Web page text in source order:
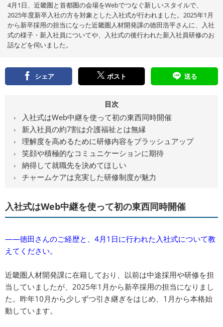
4月1日、近畿圏と首都圏の会場をWebでつなぐ新しいスタイルで、
2025年度新卒入社の方を対象とした入社式が行われました。2025年1月
から新卒採用の担当になった近畿圏人材開発課の徳田浩平さんに、入社
式の様子・新入社員についてや、入社式の後行われた新入社員研修のお
話などを伺いました。
シェア ポスト 送る
目次
入社式はWeb中継を使って初の東西同時開催
新入社員の約7割は介護福祉とは無縁
理解度を高めるために研修内容をブラッシュアップ
笑顔や積極的なコミュニケーションに期待
納得して就職先を決めてほしい
チャームケアは充実した研修制度が魅力
入社式はWeb中継を使って初の東西同時開催
――徳田さんのご経歴と、4月1日に行われた入社式について教
えてください。
近畿圏人材開発課に在籍しており、以前は中途採用や研修を担
当していましたが、2025年1月から新卒採用の担当になりまし
た。昨年10月から少しずつ引き継ぎをはじめ、1月から本格始
動しています。